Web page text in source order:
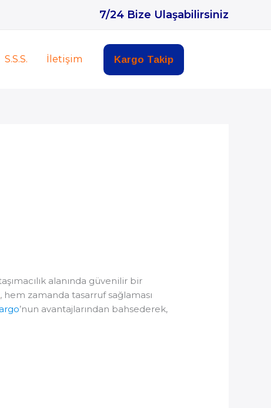
7/24 Bize Ulaşabilirsiniz
S.S.S. İletişim Kargo Takip
alanında güvenilir bir
, hem zamanda tasarruf sağlaması
’nun avantajlarından bahsederek,